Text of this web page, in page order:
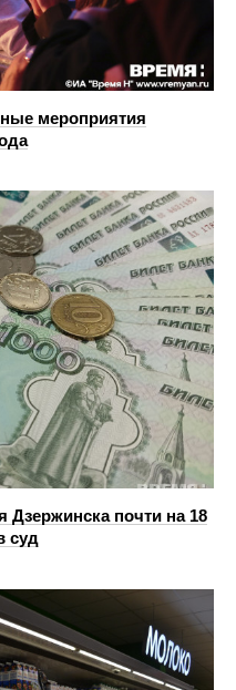
мероприятия
почти на 18
суд